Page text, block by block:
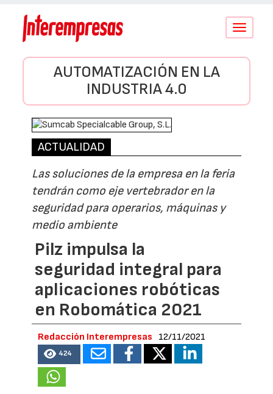
Conmutar
AUTOMATIZACIÓN EN LA
INDUSTRIA 4.0
ACTUALIDAD
Las soluciones de la empresa en la feria
tendrán como eje vertebrador en la
seguridad para operarios, máquinas y
medio ambiente
Pilz impulsa la
seguridad integral para
aplicaciones robóticas
en Robomática 2021
Redacción Interempresas 12/11/2021
424